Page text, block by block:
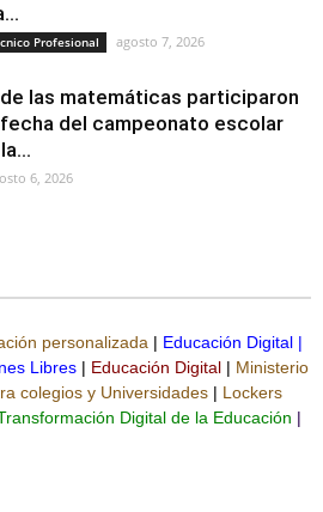
Profesional agosto 7, 2026
las matemáticas participaron
del campeonato escolar
6, 2026
personalizada | Educación Digital |
Libres | Educación Digital | Ministerio
colegios y Universidades | Lockers
Digital de la Educación |